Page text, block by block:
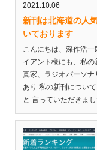
2021.10.06
新刊は北海道の人
いております
こんにちは、深作浩
イアント様にも、私
真家、ラジオパーソ
あり 私の新刊につい
と 言っていただきまし